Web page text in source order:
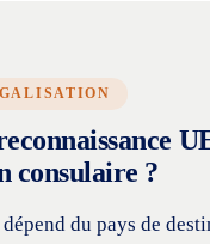
consulaire ?
du pays de